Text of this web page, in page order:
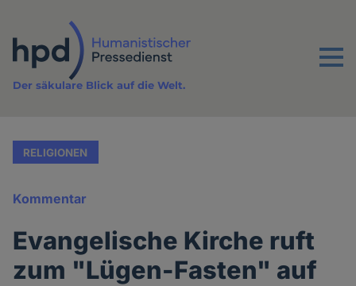
Inhalt
Menu
Der säkulare Blick auf die Welt.
RELIGIONEN
Kommentar
Evangelische Kirche ruft
zum "Lügen-Fasten" auf